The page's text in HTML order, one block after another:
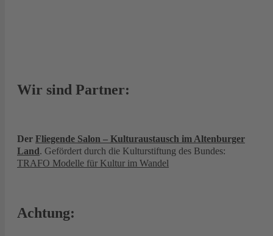
Wir sind Partner:
Der Fliegende Salon – Kulturaustausch im Altenburger
Land. Gefördert durch die Kulturstiftung des Bundes:
TRAFO Modelle für Kultur im Wandel
Achtung: